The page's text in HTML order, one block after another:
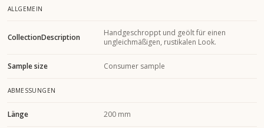
ALLGEMEIN
CollectionDescription
Handgeschroppt und geölt für einen
ungleichmäßigen, rustikalen Look.
Sample size Consumer sample
ABMESSUNGEN
Länge 200 mm